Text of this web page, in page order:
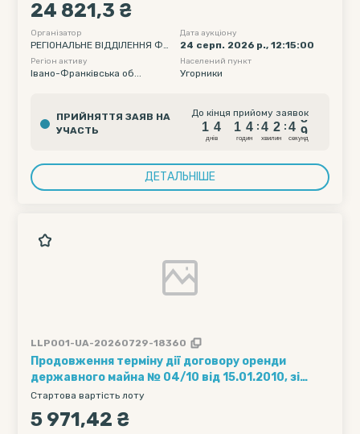
Хмельницького, 2-А
24 821,3 ₴
Організатор
РЕГІОНАЛЬНЕ ВІДДІЛЕННЯ ФО
НДУ ДЕРЖАВНОГО МАЙНА УК
РАЇНИ ПО ІВАНО-ФРАНКІВСЬКІ
Дата аукціону
24 серп. 2026 р., 12:15:00
Регіон активу
Івано-Франківська об...
Населений пункт
Угорники
ПРИЙНЯТТЯ ЗАЯВ НА
УЧАСТЬ
До кінця прийому заявок
1
1
4
4
днiв
1
1
4
4
годин
:
4
4
2
2
хвилин
:
4
4
8
8
секунд
ДЕТАЛЬНІШЕ
LLP001-UA-20260729-18360
Продовження терміну дії договору оренди
державного майна № 04/10 від 15.01.2010, зі
змінами і доповнннями: на право використання
державного нерухомого майна - частини даху
(антеномісце) площею 3,0кв.м. будівлі, що
Стартова вартість лоту
5 971,42 ₴